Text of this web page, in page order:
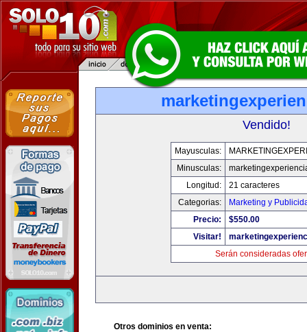
Vendido!
Mayusculas:
Minusculas:
Longitud:
21 caracteres
Categorias:
Marketing y
Precio:
$550.00
Visitar!
Serán consideradas
Otros dominios en venta: